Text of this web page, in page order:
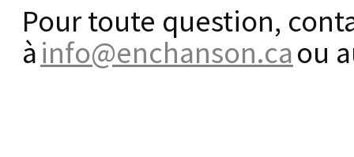
Pour toute question,
àinfo@enchanson.caou